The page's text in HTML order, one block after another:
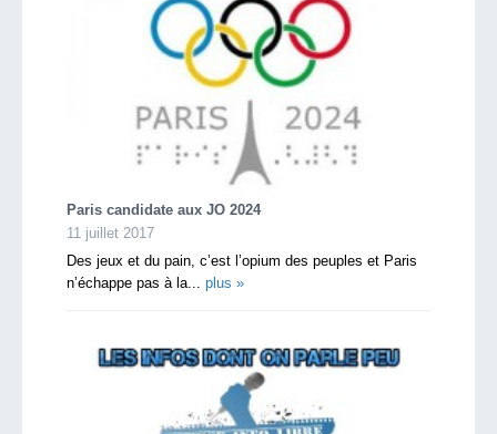
Paris candidate aux JO 2024
11 juillet 2017
Des jeux et du pain, c’est l’opium des peuples et Paris
n’échappe pas à la... plus »